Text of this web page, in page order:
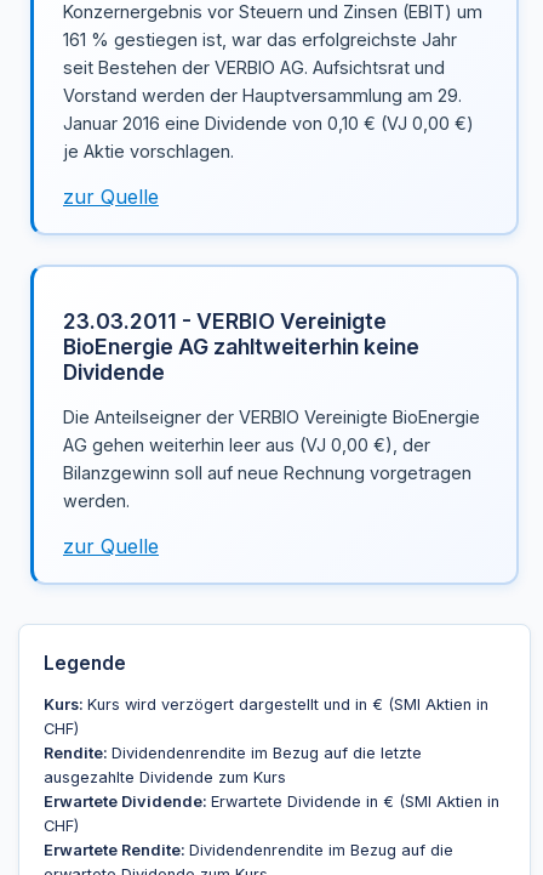
Konzernergebnis vor Steuern und Zinsen (EBIT) um
161 % gestiegen ist, war das erfolgreichste Jahr
seit Bestehen der VERBIO AG. Aufsichtsrat und
Vorstand werden der Hauptversammlung am 29.
Januar 2016 eine Dividende von 0,10 € (VJ 0,00 €)
je Aktie vorschlagen.
zur Quelle
23.03.2011 - VERBIO Vereinigte
BioEnergie AG zahltweiterhin keine
Dividende
Die Anteilseigner der VERBIO Vereinigte BioEnergie
AG gehen weiterhin leer aus (VJ 0,00 €), der
Bilanzgewinn soll auf neue Rechnung vorgetragen
werden.
zur Quelle
Legende
Kurs: Kurs wird verzögert dargestellt und in € (SMI Aktien in
CHF)
Rendite: Dividendenrendite im Bezug auf die letzte
ausgezahlte Dividende zum Kurs
Erwartete Dividende: Erwartete Dividende in € (SMI Aktien in
CHF)
Erwartete Rendite: Dividendenrendite im Bezug auf die